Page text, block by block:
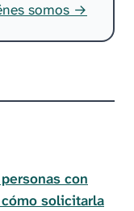
somos →
con
solicitarla